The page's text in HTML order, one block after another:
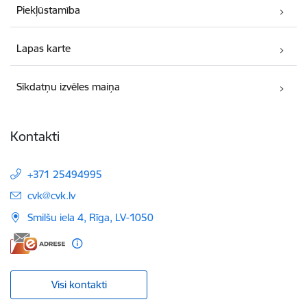
Piekļūstamība
Lapas karte
Sīkdatņu izvēles maiņa
Kontakti
+371 25494995
E-pasts:
cvk@cvk.lv
Smilšu iela 4, Rīga, LV-1050
Visi kontakti